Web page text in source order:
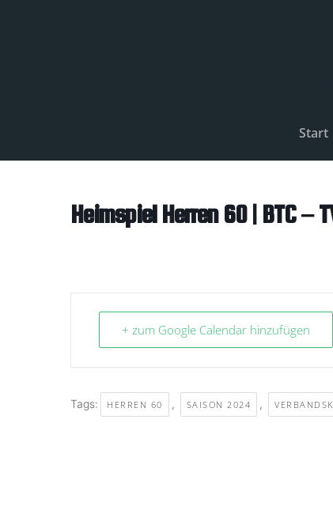
Start
Heimspiel Herren 60 | BTC –
+ zum Google Calendar hinzufügen
Tags: HERREN 60 , SAISON 2024 ,